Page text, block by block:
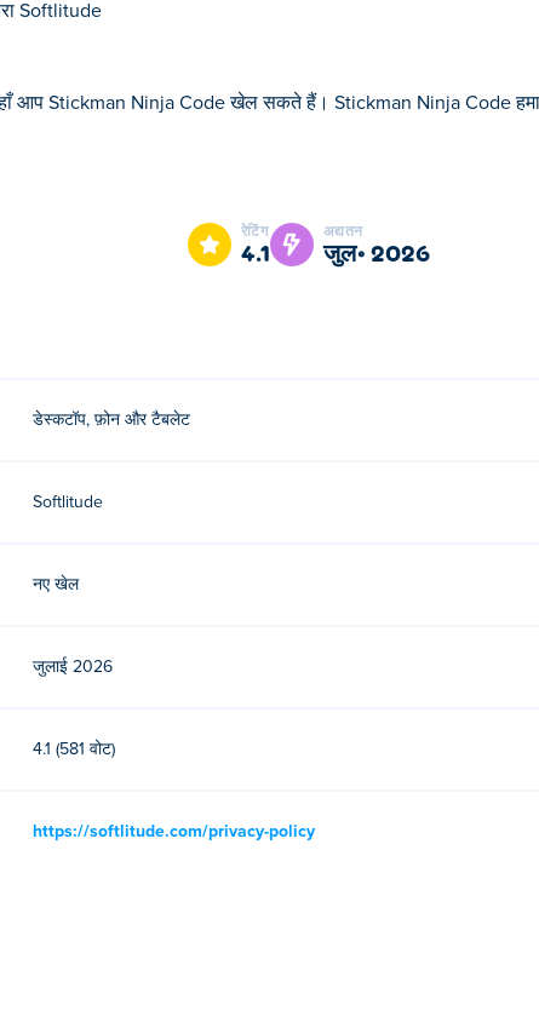
Softlitude
आप Stickman Ninja Code खेल सकते हैं। Stickman Ninja Code
Stickman Ninja Code हमारे चुने हुए नए खेल में से एक है।
रेटिंग
4.1
अद्यतन
जुल॰ 2026
डेस्कटॉप, फ़ोन और टैबलेट
Softlitude
नए खेल
जुलाई 2026
4.1 (581 वोट)
https://softlitude.com/privacy-policy